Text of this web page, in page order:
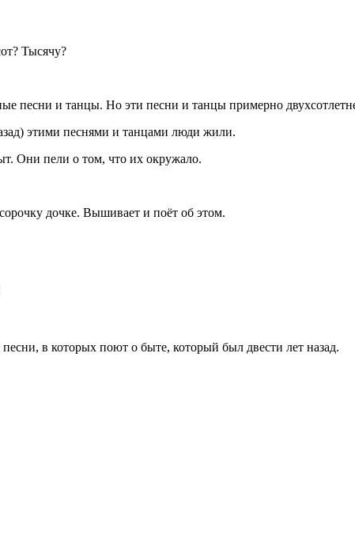
Тысячу?
песни и танцы. Но эти песни и танцы примерно
этими песнями и танцами люди жили.
Они пели о том, что их окружало.
дочке. Вышивает и поёт об этом.
в которых поют о быте, который был двести лет назад.